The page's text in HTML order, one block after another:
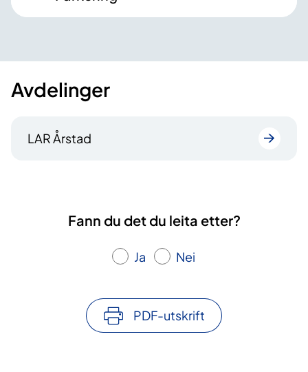
Avdelinger
LAR Årstad
Fann du det du leita etter?
Ja Nei
PDF-utskrift